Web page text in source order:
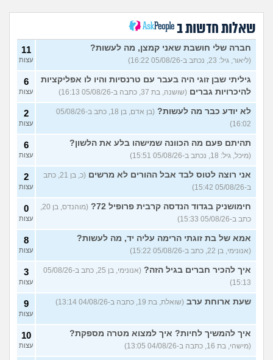
האם חוויתי תקיפה מינית?
(רוויטל, בת 24)
14
עצות
בנות,אתן הייתן "מסדרות" את
אח שלכם במצב כזה?
(לוחם שקרוב ל'חרור, בן 21)
מסאג׳יסט מעורער
(מסאג׳יסט מעורער, בן 26)
4
עצות
אנחנו מקיימים יחסים עם
בגדים וזה לא מפריע לבעלי,
מה לעשות?
(דיאנה, בת 42)
5
עצות
מחזור לאחר כמה שעות, זה
בטוח?
(שלומי, בן 21)
9
עצות
נשוי מפנטז על ליידיבויס
(מאטיטיהו, בן 37)
3
עצות
למישהו יש עצה איך לדכא את
החשק המיני?
(יפה, בת 43)
עוד שאלות חדשות במדור
שאלות חדשות ב
חברה שלי חושבת שאני קמצן, מה לעשות?
(ליאור, גיל: 23, נכתב ב-05/08/26 16:22)
11
עצות
גיליתי שבן זוגי היה בעבר עם טרנסיות והיו לו אפליקציות
להיכרויות גברים (שושנה, בת 37, כתבה ב-05/08/26 16:13)
6
עצות
לא יודע כבר מה לעשות?
(בן אדם, בן 18, כתב ב-05/08/26
16:02)
2
עצות
תהיתם פעם מה הכוונה שמישהו בלע את הלשון?
(מיכל, גיל: 18, נכתב ב-05/08/26 15:51)
6
עצות
אני רוצה לטוס לבד אבל ההורים לא מרשים
(כ, בן 21, כתב
ב-05/08/26 15:42)
2
עצות
חימושניק בגדוד הנדסה קרבית פרופיל 72?
(מוהנדס, בן 20,
כתב ב-05/08/26 15:33)
0
עצות
אמא של בת זוגתי הרימה עליה יד, מה לעשות?
(אנונימי, בן 22, כתב ב-05/08/26 15:22)
8
עצות
איך להכיר חברים בגיל הזה?
(אנונימי, בן 25, כתב ב-05/08/26
15:13)
3
עצות
שעת ארוחת ערב (שואלת, בת 19, כתבה ב-04/08/26 13:14) 9
עצות
איך להמשיך לחיות? איך למצוא מטרה מספקת?
(מישהי, בת 16, כתבה ב-04/08/26 13:05)
10
עצות